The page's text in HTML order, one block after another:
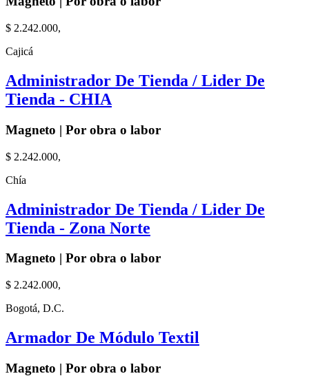
$ 2.242.000,
Cajicá
Administrador De Tienda / Lider De
Tienda - CHIA
Magneto | Por obra o labor
$ 2.242.000,
Chía
Administrador De Tienda / Lider De
Tienda - Zona Norte
Magneto | Por obra o labor
$ 2.242.000,
Bogotá, D.C.
Armador De Módulo Textil
Magneto | Por obra o labor